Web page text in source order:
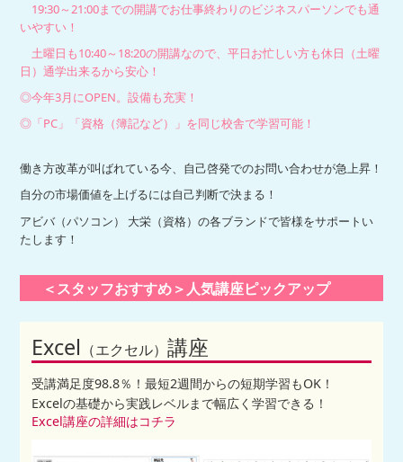
19:30～21:00までの開講でお仕事終わりのビジネスパーソンでも通
いやすい！
土曜日も10:40～18:20の開講なので、平日お忙しい方も休日（土曜
日）通学出来るから安心！
◎今年3月にOPEN。設備も充実！
◎「PC」「資格（簿記など）」を同じ校舎で学習可能！
働き方改革が叫ばれている今、自己啓発でのお問い合わせが急上昇！
自分の市場価値を上げるには自己判断で決まる！
アビバ（パソコン） 大栄（資格）の各ブランドで皆様をサポートい
たします！
＜スタッフおすすめ＞人気講座ピックアップ
Excel （エクセル）講座
受講満足度98.8％！最短2週間からの短期学習もOK！
Excelの基礎から実践レベルまで幅広く学習できる！
Excel講座の詳細はコチラ